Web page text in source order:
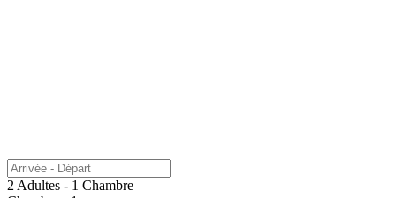
2 Adultes - 1 Chambre